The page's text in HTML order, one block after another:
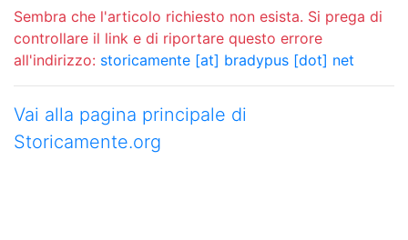
Sembra che l'articolo richiesto non esista. Si prega di
controllare il link e di riportare questo errore
all'indirizzo: storicamente [at] bradypus [dot] net
Vai alla pagina principale di
Storicamente.org